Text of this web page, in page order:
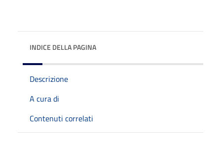
INDICE DELLA PAGINA
Descrizione
A cura di
Contenuti correlati